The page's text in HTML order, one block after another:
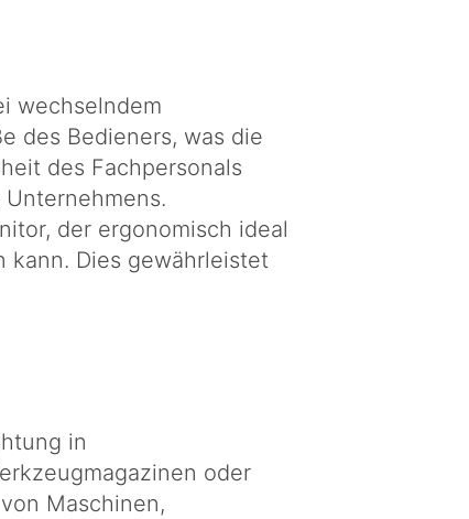
wechselndem
des Bedieners, was die
des Fachpersonals
der ergonomisch ideal
Dies gewährleistet
in
oder
Maschinen,